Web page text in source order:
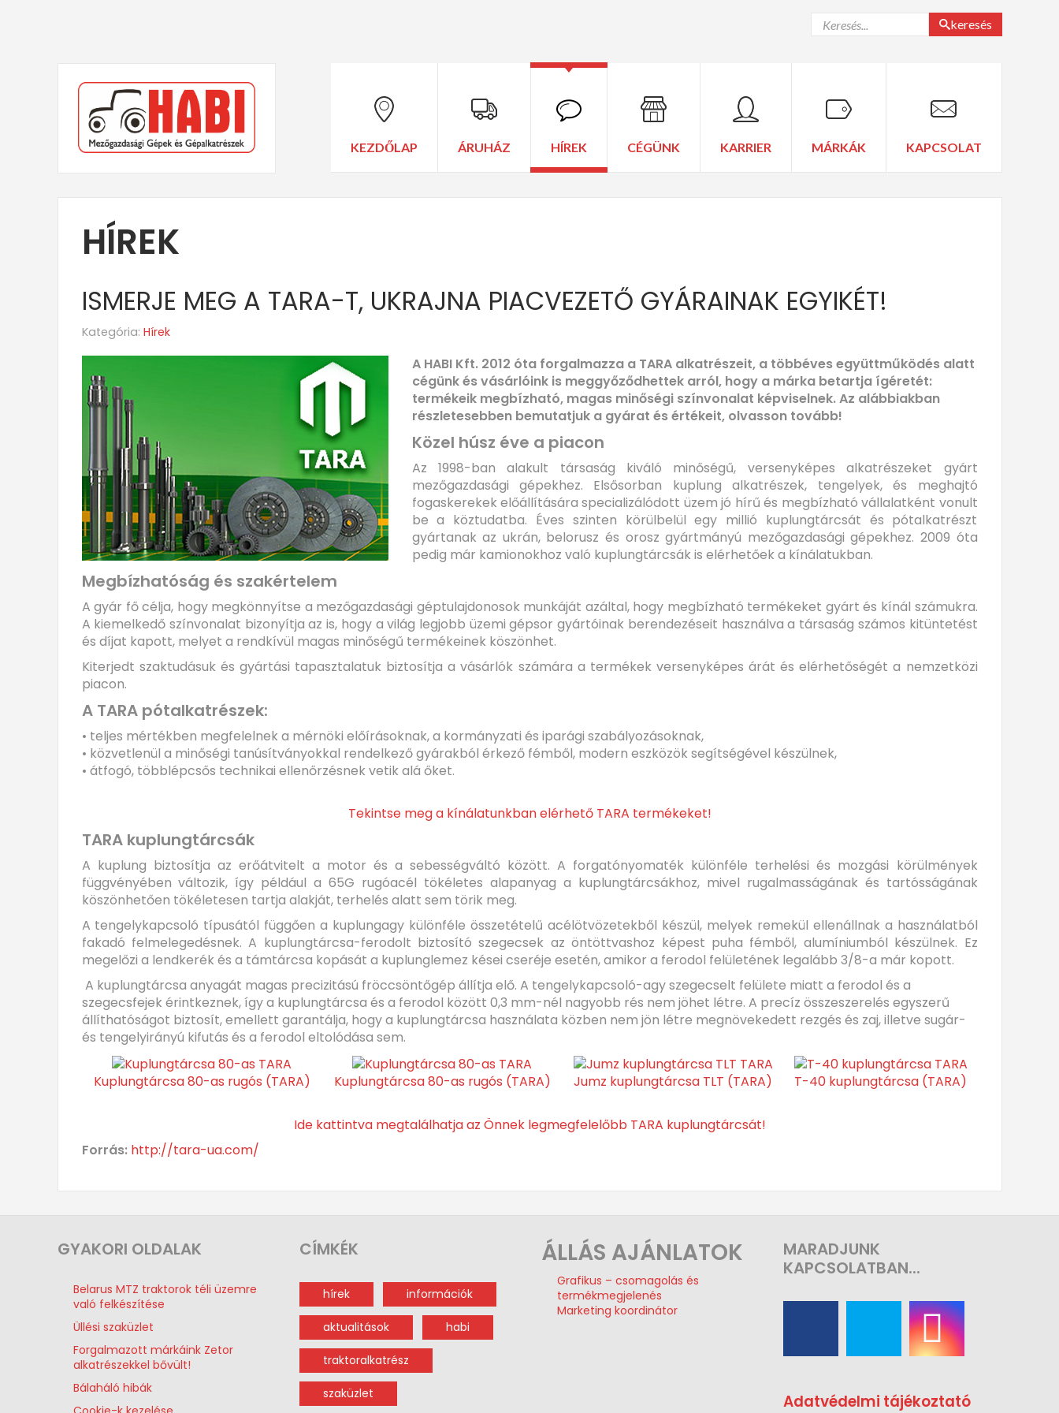
keresés
KEZDŐLAP ÁRUHÁZ HÍREK CÉGÜNK KARRIER MÁRKÁK KAPCSOLAT
HÍREK
ISMERJE MEG A TARA-T, UKRAJNA PIACVEZETŐ GYÁRAINAK EGYIKÉT!
Kategória: Hírek
A HABI Kft. 2012 óta forgalmazza a TARA alkatrészeit, a többéves együttműködés alatt
cégünk és vásárlóink is meggyőződhettek arról, hogy a márka betartja ígéretét:
termékeik megbízható, magas minőségi színvonalat képviselnek. Az alábbiakban
részletesebben bemutatjuk a gyárat és értékeit, olvasson tovább!
Közel húsz éve a piacon
Az 1998-ban alakult társaság kiváló minőségű, versenyképes alkatrészeket gyárt
mezőgazdasági gépekhez. Elsősorban kuplung alkatrészek, tengelyek, és meghajtó
fogaskerekek előállítására specializálódott üzem jó hírű és megbízható vállalatként vonult
be a köztudatba. Éves szinten körülbelül egy millió kuplungtárcsát és pótalkatrészt
gyártanak az ukrán, belorusz és orosz gyártmányú mezőgazdasági gépekhez. 2009 óta
pedig már kamionokhoz való kuplungtárcsák is elérhetőek a kínálatukban.
Megbízhatóság és szakértelem
A gyár fő célja, hogy megkönnyítse a mezőgazdasági géptulajdonosok munkáját azáltal, hogy megbízható termékeket gyárt és kínál számukra.
A kiemelkedő színvonalat bizonyítja az is, hogy a világ legjobb üzemi gépsor gyártóinak berendezéseit használva a társaság számos kitüntetést
és díjat kapott, melyet a rendkívül magas minőségű termékeinek köszönhet.
Kiterjedt szaktudásuk és gyártási tapasztalatuk biztosítja a vásárlók számára a termékek versenyképes árát és elérhetőségét a nemzetközi
piacon.
A TARA pótalkatrészek:
• teljes mértékben megfelelnek a mérnöki előírásoknak, a kormányzati és iparági szabályozásoknak,
• közvetlenül a minőségi tanúsítványokkal rendelkező gyárakból érkező fémből, modern eszközök segítségével készülnek,
• átfogó, többlépcsős technikai ellenőrzésnek vetik alá őket.
Tekintse meg a kínálatunkban elérhető TARA termékeket!
TARA kuplungtárcsák
A kuplung biztosítja az erőátvitelt a motor és a sebességváltó között. A forgatónyomaték különféle terhelési és mozgási körülmények
függvényében változik, így például a 65G rugóacél tökéletes alapanyag a kuplungtárcsákhoz, mivel rugalmasságának és tartósságának
köszönhetően tökéletesen tartja alakját, terhelés alatt sem törik meg.
A tengelykapcsoló típusától függően a kuplungagy különféle összetételű acélötvözetekből készül, melyek remekül ellenállnak a használatból
fakadó felmelegedésnek. A kuplungtárcsa-ferodolt biztosító szegecsek az öntöttvashoz képest puha fémből, alumíniumból készülnek. Ez
megelőzi a lendkerék és a támtárcsa kopását a kuplunglemez kései cseréje esetén, amikor a ferodol felületének legalább 3/8-a már kopott.
A kuplungtárcsa anyagát magas precizitású fröccsöntőgép állítja elő. A tengelykapcsoló-agy szegecselt felülete miatt a ferodol és a
szegecsfejek érintkeznek, így a kuplungtárcsa és a ferodol között 0,3 mm-nél nagyobb rés nem jöhet létre. A precíz összeszerelés egyszerű
állíthatóságot biztosít, emellett garantálja, hogy a kuplungtárcsa használata közben nem jön létre megnövekedett rezgés és zaj, illetve sugár-
és tengelyirányú kifutás és a ferodol eltolódása sem.
Kuplungtárcsa 80-as rugós (TARA) Kuplungtárcsa 80-as rugós (TARA) Jumz kuplungtárcsa TLT (TARA) T-40 kuplungtárcsa (TARA)
Ide kattintva megtalálhatja az Önnek legmegfelelőbb TARA kuplungtárcsát!
Forrás: http://tara-ua.com/
GYAKORI OLDALAK
Belarus MTZ traktorok téli üzemre
való felkészítése
Üllési szaküzlet
Forgalmazott márkáink Zetor
alkatrészekkel bővült!
Bálaháló hibák
CÍMKÉK
hírek információk
aktualitások habi
traktoralkatrész
szaküzlet
ÁLLÁS AJÁNLATOK
Grafikus – csomagolás és
termékmegjelenés
Marketing koordinátor
MARADJUNK
KAPCSOLATBAN...
Adatvédelmi tájékoztató